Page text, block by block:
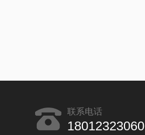
联系电话
18012323060